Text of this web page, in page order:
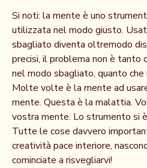
Si noti: la mente è uno
utilizzata nel modo giusto.
sbagliato diventa oltremodo
precisi, il problema non è tanto
nel modo sbagliato, quanto
Molte volte è la mente ad
mente. Questa è la malattia.
vostra mente. Lo strumento si
Tutte le cose davvero
creatività pace interiore,
cominciate a risvegliarvi!